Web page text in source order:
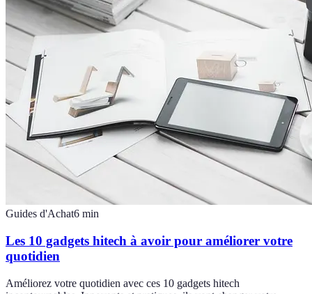
Guides d'Achat6 min
Les 10 gadgets hitech à avoir pour améliorer votre
quotidien
Améliorez votre quotidien avec ces 10 gadgets hitech